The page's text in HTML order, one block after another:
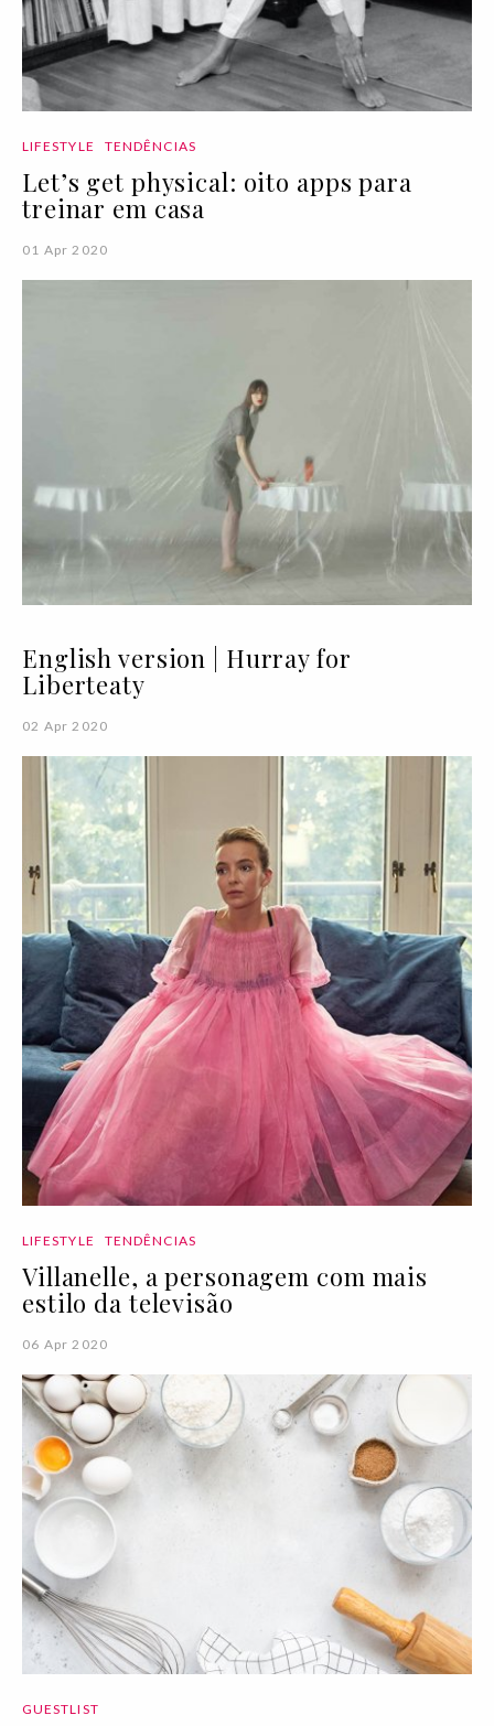
LIFESTYLE TENDÊNCIAS
Let’s get physical: oito apps para
treinar em casa
01 Apr 2020
English version | Hurray for
Liberteaty
02 Apr 2020
LIFESTYLE TENDÊNCIAS
Villanelle, a personagem com mais
estilo da televisão
06 Apr 2020
GUESTLIST